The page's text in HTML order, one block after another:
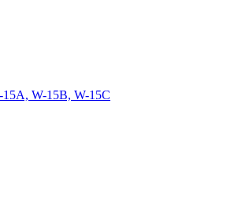
15A, W-15B, W-15C